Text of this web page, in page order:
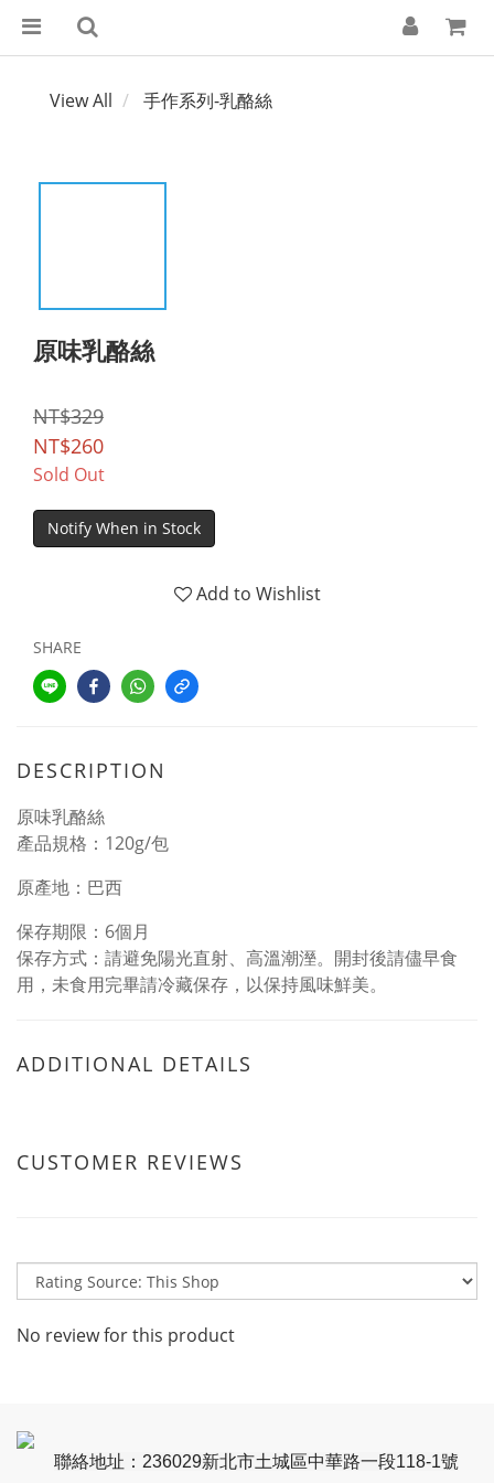
View All 手作系列-乳酪絲
原味乳酪絲
NT$329
NT$260
Sold Out
Notify When in Stock
Add to Wishlist
SHARE
DESCRIPTION
原味乳酪絲
產品規格：120g/包
原產地：巴西
保存期限：6個月
保存方式：請避免陽光直射、高溫潮溼。開封後請儘早食
用，未食用完畢請冷藏保存，以保持風味鮮美。
ADDITIONAL DETAILS
CUSTOMER REVIEWS
No review for this product
聯絡地址：236029新北市土城區中華路一段118-1號